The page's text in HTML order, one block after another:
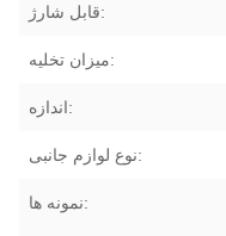
قابل شارژ:
میزان تخلیه:
اندازه:
نوع لوازم جانبی:
نمونه ها: